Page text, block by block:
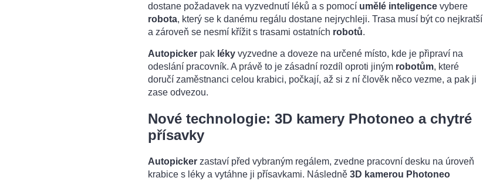
dostane požadavek na vyzvednutí léků a s pomocí umělé inteligence vybere
robota, který se k danému regálu dostane nejrychleji. Trasa musí být co nejkratší
a zároveň se nesmí křížit s trasami ostatních robotů.
Autopicker pak léky vyzvedne a doveze na určené místo, kde je připraví na
odeslání pracovník. A právě to je zásadní rozdíl oproti jiným robotům, které
doručí zaměstnanci celou krabici, počkají, až si z ní člověk něco vezme, a pak ji
zase odvezou.
Nové technologie: 3D kamery Photoneo a chytré
přísavky
Autopicker zastaví před vybraným regálem, zvedne pracovní desku na úroveň
krabice s léky a vytáhne ji přísavkami. Následně 3D kamerou Photoneo